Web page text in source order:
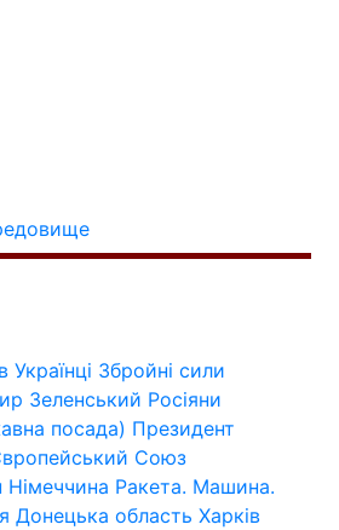
Українці Збройні сили
Зеленський Росіяни
посада) Президент
Союз
Німеччина Ракета. Машина.
Донецька область Харків